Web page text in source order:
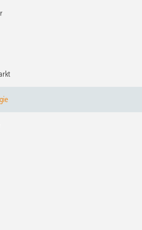
sind ein häufiges Phänomen in
durch Prävention setzt
Unwuchten
üblich
Bewertung